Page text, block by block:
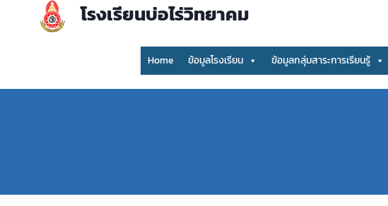
โรงเรียนบ่อไร่วิทยาคม
Home ข้อมูลโรงเรียน ข้อมูลกลุ่มสาระการเรียนรู้